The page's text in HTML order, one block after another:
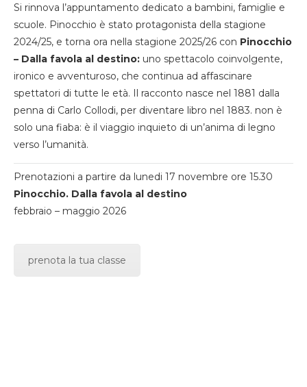
Si rinnova l’appuntamento dedicato a bambini, famiglie e
scuole. Pinocchio è stato protagonista della stagione
2024/25, e torna ora nella stagione 2025/26 con Pinocchio
– Dalla favola al destino: uno spettacolo coinvolgente,
ironico e avventuroso, che continua ad affascinare
spettatori di tutte le età. Il racconto nasce nel 1881 dalla
penna di Carlo Collodi, per diventare libro nel 1883. non è
solo una fiaba: è il viaggio inquieto di un’anima di legno
verso l’umanità.
Prenotazioni a partire da lunedi 17 novembre ore 15.30
Pinocchio. Dalla favola al destino
febbraio – maggio 2026
prenota la tua classe